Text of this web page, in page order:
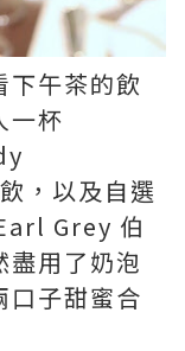
下午茶的飲
一杯
，以及自選
Grey 伯
盡用了奶泡
口子甜蜜合